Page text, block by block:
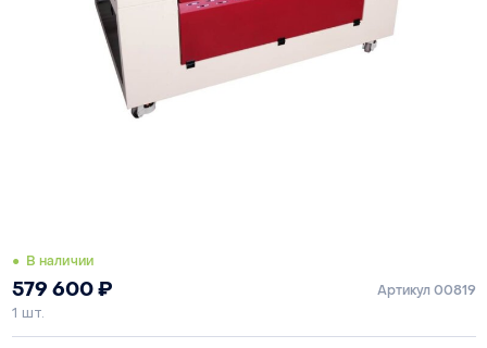
● В наличии
579 600₽
1 шт.
Артикул 00819